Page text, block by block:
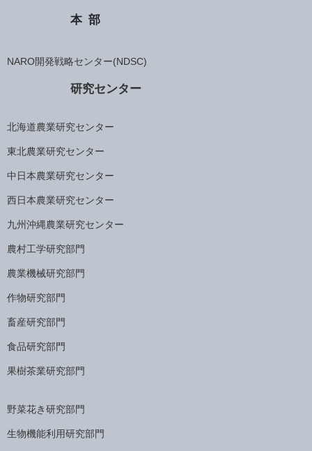
本部
NARO開発戦略センター(NDSC)
研究センター
北海道農業研究センター
東北農業研究センター
中日本農業研究センター
西日本農業研究センター
九州沖縄農業研究センター
農村工学研究部門
農業機械研究部門
作物研究部門
畜産研究部門
食品研究部門
果樹茶業研究部門
野菜花き研究部門
生物機能利用研究部門